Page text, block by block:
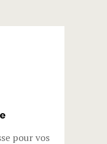
pour vos